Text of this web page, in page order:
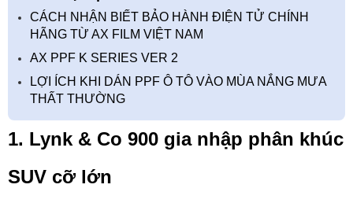
CÁCH NHẬN BIẾT BẢO HÀNH ĐIỆN TỬ CHÍNH
HÃNG TỪ AX FILM VIỆT NAM
AX PPF K SERIES VER 2
LỢI ÍCH KHI DÁN PPF Ô TÔ VÀO MÙA NẮNG MƯA
THẤT THƯỜNG
1. Lynk & Co 900 gia nhập phân khúc
SUV cỡ lớn